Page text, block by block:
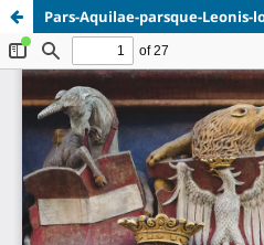
Pars-Aquilae-parsque-Leonis-